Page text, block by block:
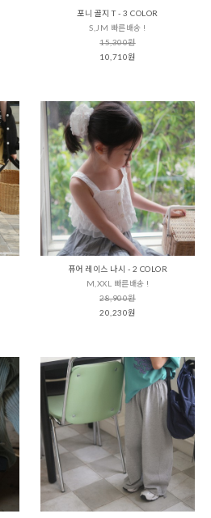
포니 골지 T - 3 COLOR
S,JM 빠른배송 !
15,300원
10,710원
퓨어 레이스 나시 - 2 COLOR
M,XXL 빠른배송 !
28,900원
20,230원